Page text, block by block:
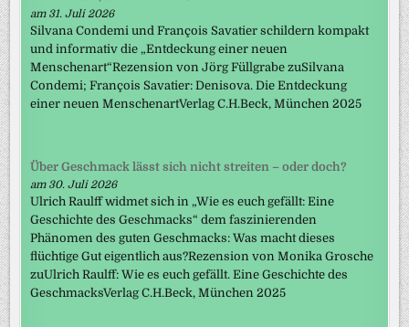
am 31. Juli 2026
Silvana Condemi und François Savatier schildern kompakt
und informativ die „Entdeckung einer neuen
Menschenart“Rezension von Jörg Füllgrabe zuSilvana
Condemi; François Savatier: Denisova. Die Entdeckung
einer neuen MenschenartVerlag C.H.Beck, München 2025
Über Geschmack lässt sich nicht streiten – oder doch?
am 30. Juli 2026
Ulrich Raulff widmet sich in „Wie es euch gefällt: Eine
Geschichte des Geschmacks“ dem faszinierenden
Phänomen des guten Geschmacks: Was macht dieses
flüchtige Gut eigentlich aus?Rezension von Monika Grosche
zuUlrich Raulff: Wie es euch gefällt. Eine Geschichte des
GeschmacksVerlag C.H.Beck, München 2025